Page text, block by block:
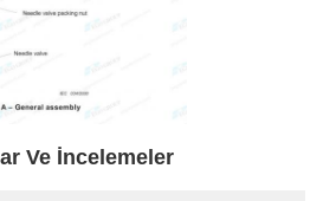
Ve İncelemeler